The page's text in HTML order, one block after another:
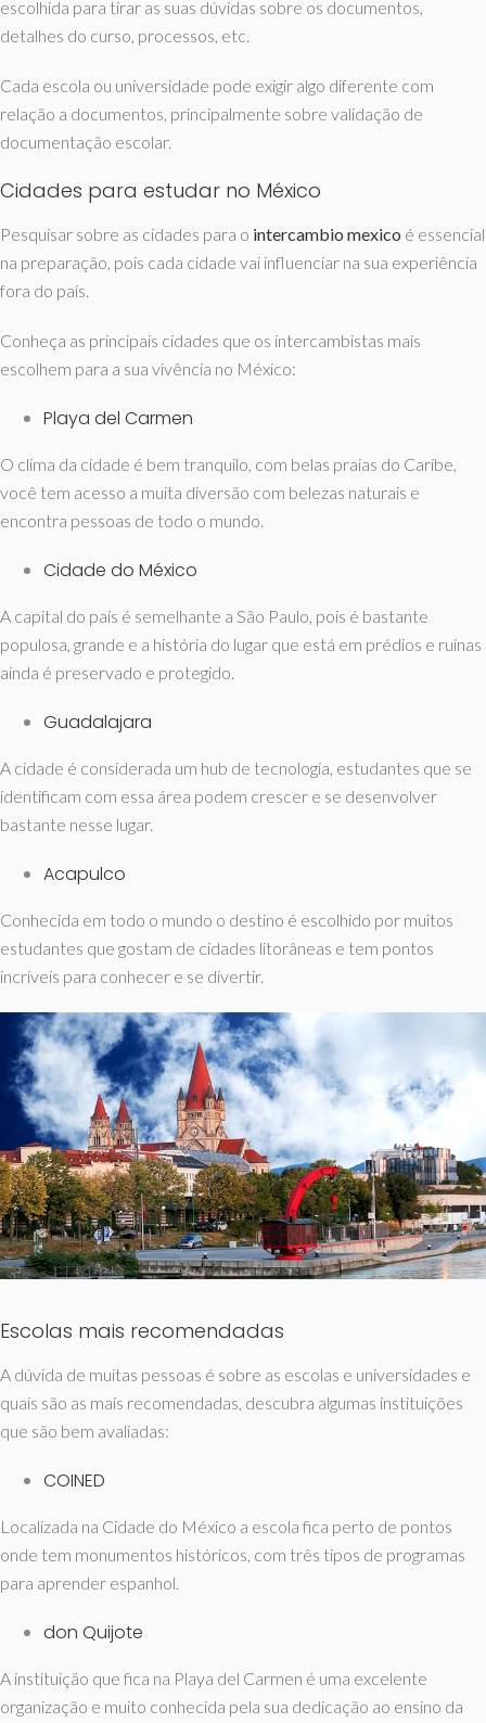
escolhida para tirar as suas dúvidas sobre os documentos,
detalhes do curso, processos, etc.
Cada escola ou universidade pode exigir algo diferente com
relação a documentos, principalmente sobre validação de
documentação escolar.
Cidades para estudar no México
Pesquisar sobre as cidades para o intercambio mexico é essencial
na preparação, pois cada cidade vai influenciar na sua experiência
fora do país.
Conheça as principais cidades que os intercambistas mais
escolhem para a sua vivência no México:
Playa del Carmen
O clima da cidade é bem tranquilo, com belas praias do Caribe,
você tem acesso a muita diversão com belezas naturais e
encontra pessoas de todo o mundo.
Cidade do México
A capital do país é semelhante a São Paulo, pois é bastante
populosa, grande e a história do lugar que está em prédios e ruínas
ainda é preservado e protegido.
Guadalajara
A cidade é considerada um hub de tecnologia, estudantes que se
identificam com essa área podem crescer e se desenvolver
bastante nesse lugar.
Acapulco
Conhecida em todo o mundo o destino é escolhido por muitos
estudantes que gostam de cidades litorâneas e tem pontos
incríveis para conhecer e se divertir.
Escolas mais recomendadas
A dúvida de muitas pessoas é sobre as escolas e universidades e
quais são as mais recomendadas, descubra algumas instituições
que são bem avaliadas:
COINED
Localizada na Cidade do México a escola fica perto de pontos
onde tem monumentos históricos, com três tipos de programas
para aprender espanhol.
don Quijote
A instituição que fica na Playa del Carmen é uma excelente
organização e muito conhecida pela sua dedicação ao ensino da